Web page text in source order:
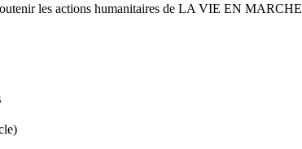
les actions humanitaires de LA VIE EN MARCHE